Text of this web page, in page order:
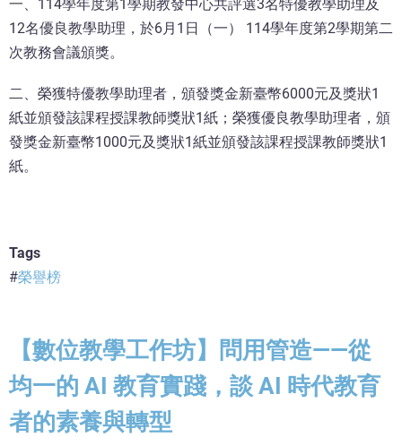
一、114學年度第1學期教發中心共評選3名特優教學助理及
12名優良教學助理，於6月1日（一） 114學年度第2學期第二
次教務會議頒獎。
二、榮獲特優教學助理者，頒發獎金新臺幣6000元及獎狀1
紙並頒發該課程授課教師獎狀1紙；榮獲優良教學助理者，頒
發獎金新臺幣1000元及獎狀1紙並頒發該課程授課教師獎狀1
紙。
Tags
榮譽榜
【數位教學工作坊】問用管造——從
均一的 AI 教育實踐，談 AI 時代教育
者的素養與轉型